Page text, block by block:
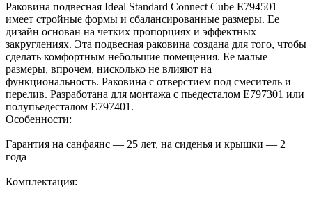
Раковина подвесная Ideal Standard Connect Cube E794501
имеет стройные формы и сбалансированные размеры. Ее
дизайн основан на четких пропорциях и эффектных
закруглениях. Эта подвесная раковина создана для того, чтобы
сделать комфортным небольшие помещения. Ее малые
размеры, впрочем, нисколько не влияют на
функциональность. Раковина с отверстием под смеситель и
перелив. Разработана для монтажа с пьедесталом E797301 или
полупьедесталом E797401.
Особенности:
Гарантия на санфаянс — 25 лет, на сиденья и крышки — 2
года
Комплектация: